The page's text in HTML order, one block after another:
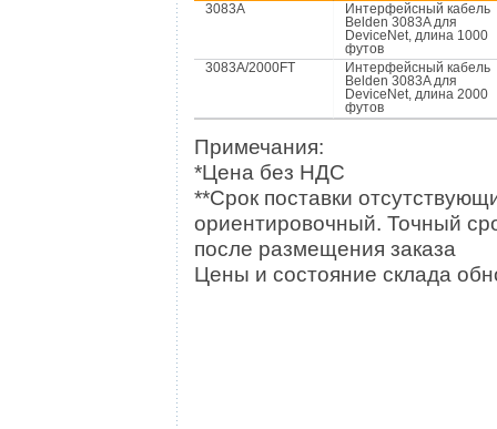
3083A
Интерфейсный кабель
Belden 3083A для
DeviceNet, длина 1000
футов
3083A/2000FT
Интерфейсный кабель
Belden 3083A для
DeviceNet, длина 2000
футов
Примечания:
*Цена без НДС
**Срок поставки
ориентировочный. Точный
после размещения заказа
Цены и состояние склада